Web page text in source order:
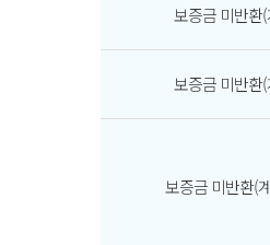
보증금 미반환
보증금 미반환
보증금 미반환(